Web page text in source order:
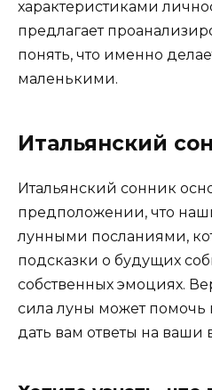
характеристиками
предлагает
понять, что именно
маленькими.
Итальянский
Итальянский сонник
предположении, что
лунными посланиями,
подсказки о будущих
собственных эмоциях.
сила луны может помочь
дать вам ответы на